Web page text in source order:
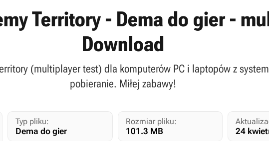
Territory - Dema do gier -
Download
(multiplayer test) dla komputerów PC i laptopów z
pobieranie. Miłej zabawy!
Typ pliku:
Dema do gier
Rozmiar pliku:
101.3 MB 24